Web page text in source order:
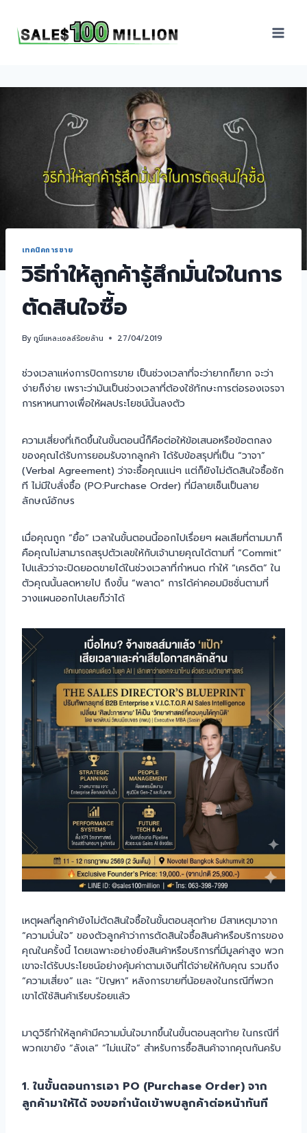
เทคนิคการขาย
วิธีทำให้ลูกค้ารู้สึกมั่นใจในการ
ตัดสินใจซื้อ
Byกูนี่แหละเซลล์ร้อยล้าน 27/04/2019
ช่วงเวลาแห่งการปิดการขาย เป็นช่วงเวลาที่จะว่ายากก็ยาก จะว่า
ง่ายก็ง่าย เพราะว่ามันเป็นช่วงเวลาที่ต้องใช้ทักษะการต่อรองเจรจา
การหาหนทางเพื่อให้ผลประโยชน์นั้นลงตัว
ความเสี่ยงที่เกิดขึ้นในขั้นตอนนี้ก็คือต่อให้ข้อเสนอหรือข้อตกลง
ของคุณได้รับการยอมรับจากลูกค้า ได้รับข้อสรุปที่เป็น “วาจา”
(Verbal Agreement) ว่าจะซื้อคุณแน่ๆ แต่ก็ยังไม่ตัดสินใจซื้อซัก
ที ไม่มีใบสั่งซื้อ (PO:Purchase Order) ที่มีลายเซ็นเป็นลาย
ลักษณ์อักษร
เมื่อคุณถูก “ยื้อ” เวลาในขั้นตอนนี้ออกไปเรื่อยๆ ผลเสียที่ตามมาก็
คือคุณไม่สามารถสรุปตัวเลขให้กับเจ้านายคุณได้ตามที่ “Commit”
ไปแล้วว่าจะปิดยอดขายได้ในช่วงเวลาที่กำหนด ทำให้ “เครดิต” ใน
ตัวคุณนั้นลดหายไป ถึงขั้น “พลาด” การได้ค่าคอมมิชชั่นตามที่
วางแผนออกไปเลยก็ว่าได้
เหตุผลที่ลูกค้ายังไม่ตัดสินใจซื้อในขั้นตอนสุดท้าย มีสาเหตุมาจาก
“ความมั่นใจ” ของตัวลูกค้าว่าการตัดสินใจซื้อสินค้าหรือบริการของ
คุณในครั้งนี้ โดยเฉพาะอย่างยิ่งสินค้าหรือบริการที่มีมูลค่าสูง พวก
เขาจะได้รับประโยชน์อย่างคุ้มค่าตามเงินที่ได้จ่ายให้กับคุณ รวมถึง
“ความเสี่ยง” และ “ปัญหา” หลังการขายที่น้อยลงในกรณีที่พวก
เขาได้ใช้สินค้าเรียบร้อยแล้ว
มาดูวิธีทำให้ลูกค้ามีความมั่นใจมากขึ้นในขั้นตอนสุดท้าย ในกรณีที่
พวกเขายัง “ลังเล” “ไม่แน่ใจ” สำหรับการซื้อสินค้าจากคุณกันครับ
1. ในขั้นตอนการเอา PO (Purchase Order) จาก
ลูกค้ามาให้ได้ จงขอทำนัดเข้าพบลูกค้าต่อหน้าทันที